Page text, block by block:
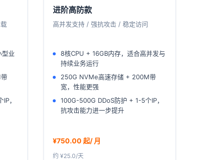
业
，
进阶高防款
高并发支持 / 强抗攻击 / 稳定访问
8核CPU + 16GB内存，适合高并发与
持续业务运行
250G NVMe高速存储 + 200M带
宽，性能更强
100G-500G DDoS防护 + 1-5个IP，
抗攻击能力进一步提升
¥750.00 起/ 月
约 ¥25.0/天